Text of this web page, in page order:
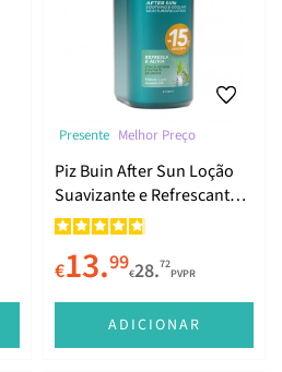
Presente Melhor Preço
Piz Buin After Sun Loção
Suavizante e Refrescante
2x200ml
€13.99€28.72
PVPR
ADICIONAR